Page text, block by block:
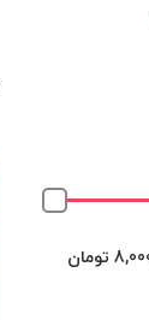
تومان